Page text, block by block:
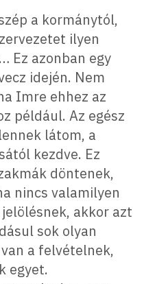
a kormánytól,
ilyen
Ez azonban egy
idején. Nem
Imre ehhez az
például. Az egész
látom, a
kezdve. Ez
döntenek,
nincs valamilyen
akkor azt
sok olyan
a felvételnek,
egyet.